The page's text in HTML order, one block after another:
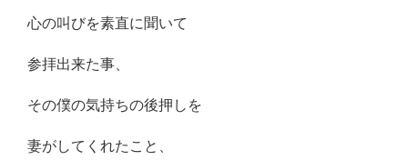
心の叫びを素直に聞いて
参拝出来た事、
その僕の気持ちの後押しを
妻がしてくれたこと、